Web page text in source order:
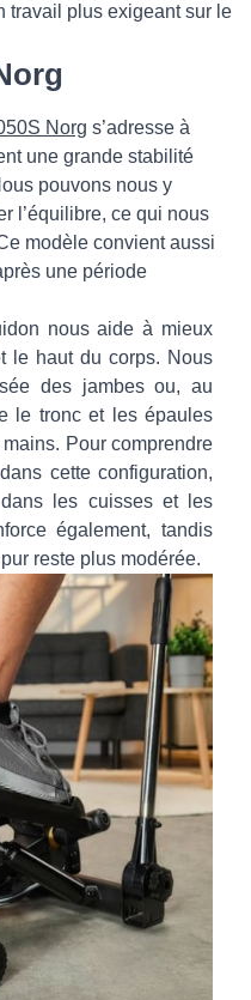
travail plus exigeant sur le
Norg s’adresse à
une grande stabilité
pouvons nous y
l’équilibre, ce qui nous
modèle convient aussi
une période
nous aide à mieux
le haut du corps. Nous
des jambes ou, au
le tronc et les épaules
Pour comprendre
cette configuration,
les cuisses et les
également, tandis
reste plus modérée.